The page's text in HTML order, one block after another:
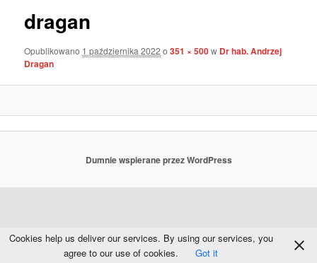
dragan
Opublikowano 1 października 2022 o351 × 500w Dr hab. Andrzej
Dragan
Dumnie wspierane przez WordPress
Cookies help us deliver our services. By using our services, you
agree to our use of cookies.
Got it